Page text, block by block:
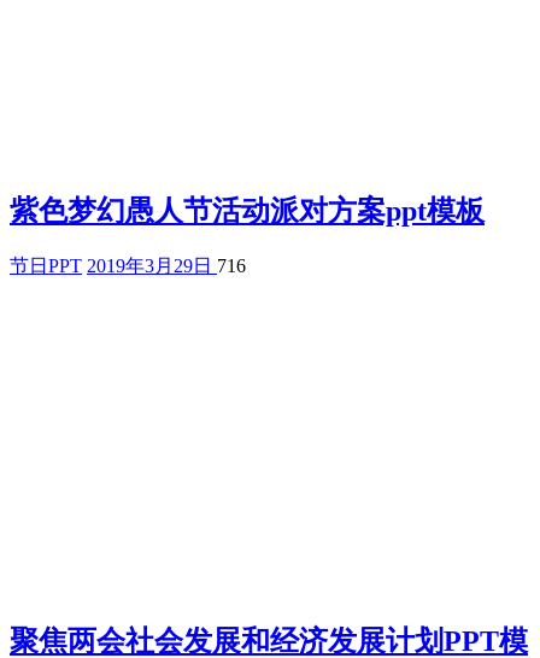
紫色梦幻愚人节活动派对方案ppt模板
节日PPT 2019年3月29日 716
聚焦两会社会发展和经济发展计划PPT模